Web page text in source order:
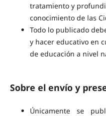
tratamiento y
conocimiento de las
Todo lo publicado
y hacer educativo en
de educación a nivel
Sobre el envío y
Únicamente se